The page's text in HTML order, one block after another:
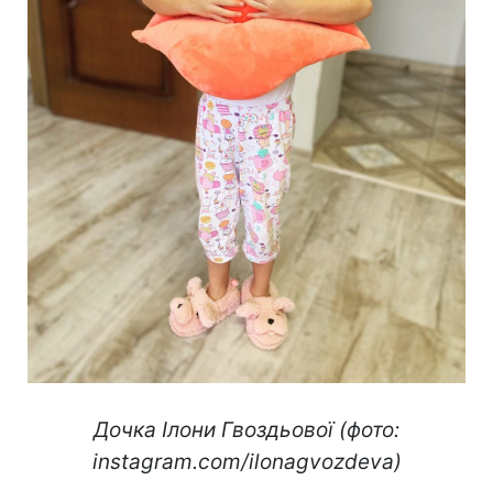
Дочка Ілони Гвоздьової (фото:
instagram.com/ilonagvozdeva)